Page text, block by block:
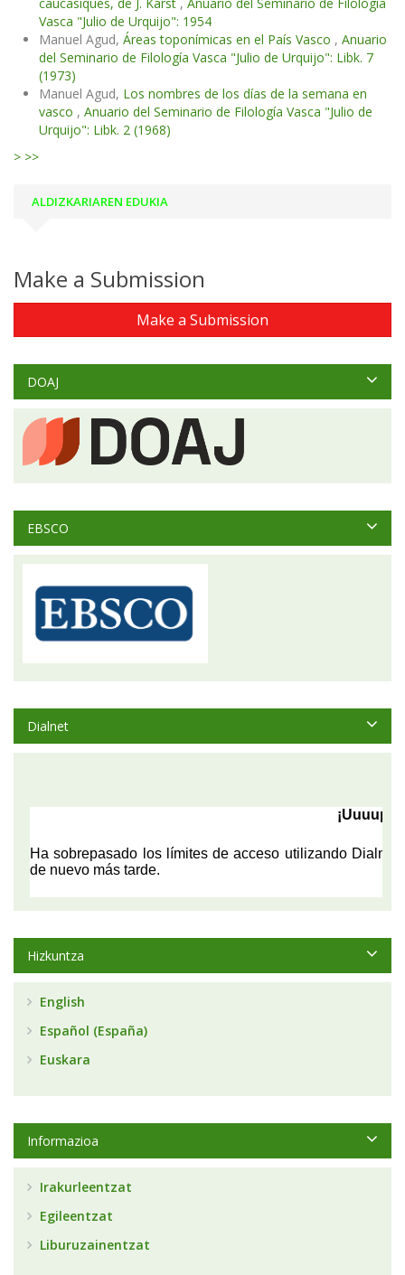
Vasca "Julio de Urquijo": 1954
Manuel Agud, Áreas toponímicas en el País Vasco , Anuario
del Seminario de Filología Vasca "Julio de Urquijo": Libk. 7
(1973)
Manuel Agud, Los nombres de los días de la semana en
vasco , Anuario del Seminario de Filología Vasca "Julio de
Urquijo": Libk. 2 (1968)
> >>
ALDIZKARIAREN EDUKIA
Make a Submission
Make a Submission
DOAJ
EBSCO
Dialnet
Hizkuntza
English
Español (España)
Euskara
Informazioa
Irakurleentzat
Egileentzat
Liburuzainentzat